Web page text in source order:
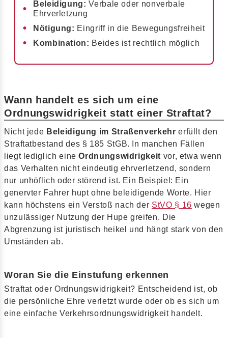
Beleidigung: Verbale oder nonverbale
Ehrverletzung
Nötigung: Eingriff in die Bewegungsfreiheit
Kombination: Beides ist rechtlich möglich
Wann handelt es sich um eine
Ordnungswidrigkeit statt einer Straftat?
Nicht jede Beleidigung im Straßenverkehr erfüllt den
Straftatbestand des § 185 StGB. In manchen Fällen
liegt lediglich eineOrdnungswidrigkeit vor, etwa wenn
das Verhalten nicht eindeutig ehrverletzend, sondern
nur unhöflich oder störend ist. Ein Beispiel: Ein
genervter Fahrer hupt ohne beleidigende Worte. Hier
kann höchstens ein Verstoß nach der StVO § 16 wegen
unzulässiger Nutzung der Hupe greifen. Die
Abgrenzung ist juristisch heikel und hängt stark von den
Umständen ab.
Woran Sie die Einstufung erkennen
Straftat oder Ordnungswidrigkeit? Entscheidend ist, ob
die persönliche Ehre verletzt wurde oder ob es sich um
eine einfache Verkehrsordnungswidrigkeit handelt.